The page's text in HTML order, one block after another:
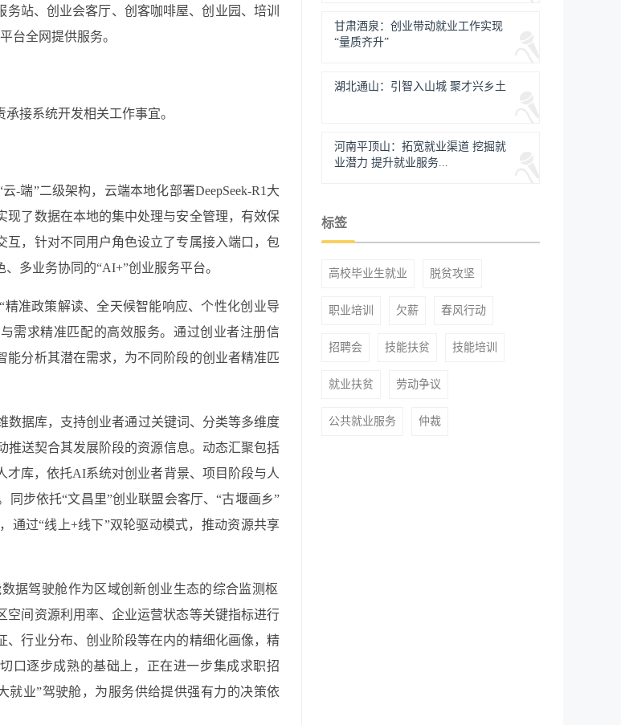
站、创业会客厅、创客咖啡屋、创业园、培训
台全网提供服务。
接系统开发相关工作事宜。
云-端”二级架构，云端本地化部署DeepSeek-R1大
了数据在本地的集中处理与安全管理，有效保
互，针对不同用户角色设立了专属接入端口，包
、多业务协同的“AI+”创业服务平台。
精准政策解读、全天候智能响应、个性化创业导
需求精准匹配的高效服务。通过创业者注册信
分析其潜在需求，为不同阶段的创业者精准匹
数据库，支持创业者通过关键词、分类等多维度
送契合其发展阶段的资源信息。动态汇聚包括
库，依托AI系统对创业者背景、项目阶段与人
同步依托“文昌里”创业联盟会客厅、“古堰画乡”
通过“线上+线下”双轮驱动模式， 推动资源共享
据驾驶舱作为区域创新创业生态的综合监测枢
间资源利用率、企业运营状态等关键指标进行
行业分布、创业阶段等在内的精细化画像，精
口逐步成熟的基础上，正在进一步集成求职招
就业”驾驶舱，为服务供给提供强有力的决策依
甘肃酒泉：创业带动就业工作实现
“量质齐升”
湖北通山：引智入山城 聚才兴乡土
河南平顶山：拓宽就业渠道 挖掘就
业潜力 提升就业服务...
标签
高校毕业生就业 脱贫攻坚
职业培训 欠薪 春风行动
招聘会 技能扶贫 技能培训
就业扶贫 劳动争议
公共就业服务 仲裁